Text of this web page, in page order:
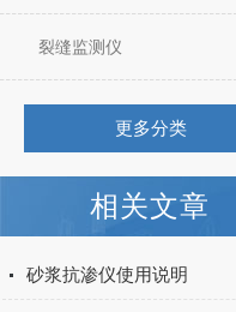
裂缝监测仪
更多分类
相关文章
砂浆抗渗仪使用说明